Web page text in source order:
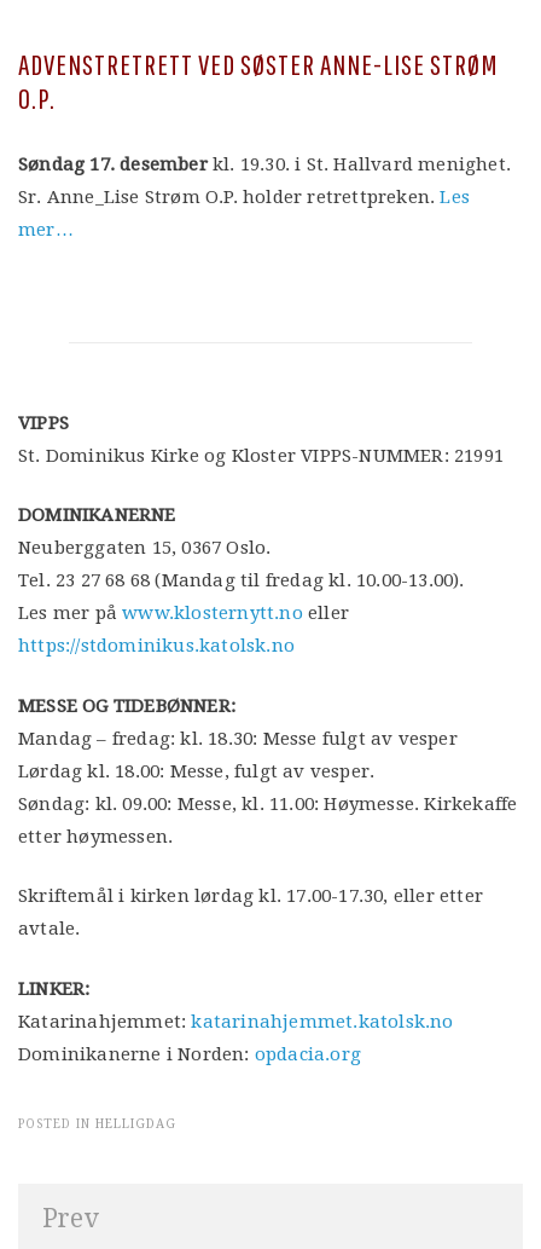
ADVENSTRETRETT VED SØSTER ANNE-LISE STRØM
O.P.
Søndag 17. desemberkl. 19.30. i St. Hallvard menighet.
Sr. Anne_Lise Strøm O.P. holder retrettpreken.Les
mer…
VIPPS
St. Dominikus Kirke og Kloster VIPPS-NUMMER: 21991
DOMINIKANERNE
Neuberggaten 15, 0367 Oslo.
Tel. 23 27 68 68 (Mandag til fredag kl. 10.00-13.00).
Les mer påwww.klosternytt.no eller
https://stdominikus.katolsk.no
MESSE OG TIDEBØNNER:
Mandag – fredag: kl. 18.30: Messe fulgt av vesper
Lørdag kl. 18.00: Messe, fulgt av vesper.
Søndag: kl. 09.00: Messe, kl. 11.00: Høymesse. Kirkekaffe
etter høymessen.
Skriftemål i kirken lørdag kl. 17.00-17.30, eller etter
avtale.
LINKER:
Katarinahjemmet:katarinahjemmet.katolsk.no
Dominikanerne i Norden: opdacia.org
POSTED IN HELLIGDAG
Innleggsnavigasjon
Prev